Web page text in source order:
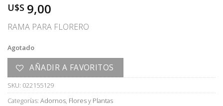
U$S 9,00
RAMA PARA FLORERO
Agotado
AÑADIR A FAVORITOS
SKU: 022155129
Categorías: Adornos, Flores y Plantas